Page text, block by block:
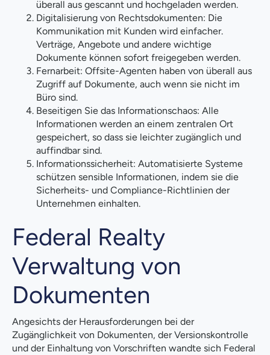
überall aus gescannt und hochgeladen werden.
Digitalisierung von Rechtsdokumenten: Die
Kommunikation mit Kunden wird einfacher.
Verträge, Angebote und andere wichtige
Dokumente können sofort freigegeben werden.
Fernarbeit: Offsite-Agenten haben von überall aus
Zugriff auf Dokumente, auch wenn sie nicht im
Büro sind.
Beseitigen Sie das Informationschaos: Alle
Informationen werden an einem zentralen Ort
gespeichert, so dass sie leichter zugänglich und
auffindbar sind.
Informationssicherheit: Automatisierte Systeme
schützen sensible Informationen, indem sie die
Sicherheits- und Compliance-Richtlinien der
Unternehmen einhalten.
Federal Realty
Verwaltung von
Dokumenten
Angesichts der Herausforderungen bei der
Zugänglichkeit von Dokumenten, der Versionskontrolle
und der Einhaltung von Vorschriften wandte sich Federal